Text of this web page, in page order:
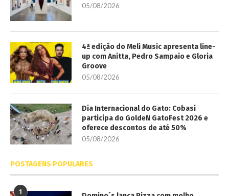
05/08/2026
4ª edição do Meli Music apresenta line-
up com Anitta, Pedro Sampaio e Gloria
Groove
05/08/2026
Dia Internacional do Gato: Cobasi
participa do GoldeN GatoFest 2026 e
oferece descontos de até 50%
05/08/2026
POSTAGENS POPULARES
1